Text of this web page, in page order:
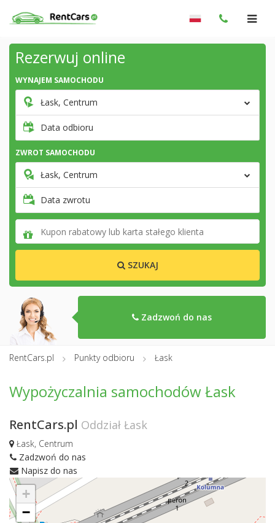
Rezerwuj online
WYNAJEM SAMOCHODU
Łask, Centrum
Data odbioru
ZWROT SAMOCHODU
Łask, Centrum
Data zwrotu
SZUKAJ
Zadzwoń do nas
RentCars.pl Punkty odbioru Łask
Wypożyczalnia samochodów Łask
RentCars.pl Oddział Łask
Łask, Centrum
Zadzwoń do nas
Napisz do nas
+
−